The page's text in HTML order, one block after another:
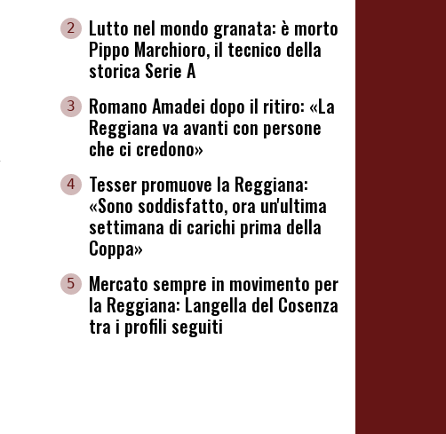
2
Lutto nel mondo granata: è morto
Pippo Marchioro, il tecnico della
storica Serie A
3
Romano Amadei dopo il ritiro: «La
Reggiana va avanti con persone
che ci credono»
4
Tesser promuove la Reggiana:
«Sono soddisfatto, ora un'ultima
settimana di carichi prima della
Coppa»
5
Mercato sempre in movimento per
la Reggiana: Langella del Cosenza
tra i profili seguiti